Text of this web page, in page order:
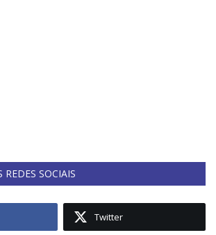
REDES SOCIAIS
Twitter